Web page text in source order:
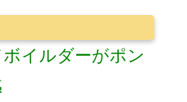
イルダーがポン